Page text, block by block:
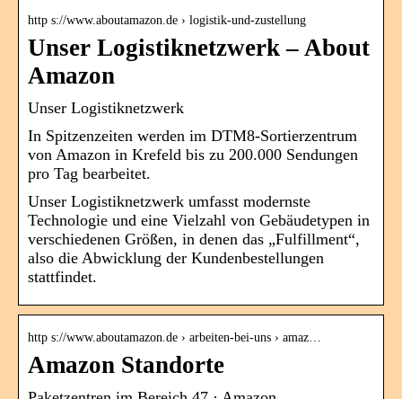
http s://www.aboutamazon.de › logistik-und-zustellung
Unser Logistiknetzwerk – About
Amazon
Unser Logistiknetzwerk
In Spitzenzeiten werden im DTM8-Sortierzentrum
von Amazon in Krefeld bis zu 200.000 Sendungen
pro Tag bearbeitet.
Unser Logistiknetzwerk umfasst modernste
Technologie und eine Vielzahl von Gebäudetypen in
verschiedenen Größen, in denen das „Fulfillment“,
also die Abwicklung der Kundenbestellungen
stattfindet.
http s://www.aboutamazon.de › arbeiten-bei-uns › amaz…
Amazon Standorte